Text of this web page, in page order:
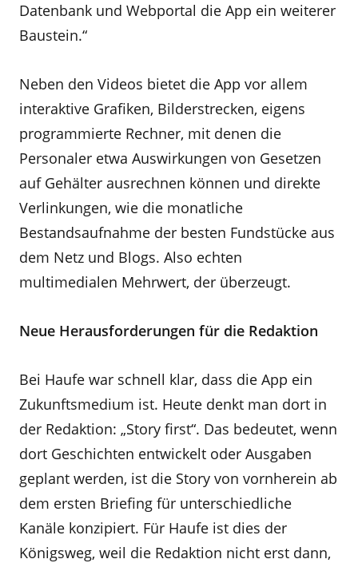
Datenbank und Webportal die App ein weiterer
Baustein.“
Neben den Videos bietet die App vor allem
interaktive Grafiken, Bilderstrecken, eigens
programmierte Rechner, mit denen die
Personaler etwa Auswirkungen von Gesetzen
auf Gehälter ausrechnen können und direkte
Verlinkungen, wie die monatliche
Bestandsaufnahme der besten Fundstücke aus
dem Netz und Blogs. Also echten
multimedialen Mehrwert, der überzeugt.
Neue Herausforderungen für die Redaktion
Bei Haufe war schnell klar, dass die App ein
Zukunftsmedium ist. Heute denkt man dort in
der Redaktion: „Story first“. Das bedeutet, wenn
dort Geschichten entwickelt oder Ausgaben
geplant werden, ist die Story von vornherein ab
dem ersten Briefing für unterschiedliche
Kanäle konzipiert. Für Haufe ist dies der
Königsweg, weil die Redaktion nicht erst dann,